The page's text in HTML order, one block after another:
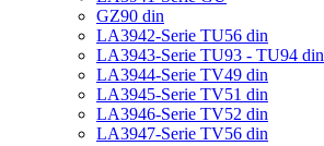
GZ90 din
LA3942-Serie TU56 din
LA3943-Serie TU93 - TU94 din
LA3944-Serie TV49 din
LA3945-Serie TV51 din
LA3946-Serie TV52 din
LA3947-Serie TV56 din